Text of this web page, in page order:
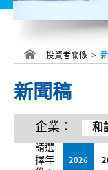
投資者關係 >
新聞稿
企業： 和
請選
擇年
2026